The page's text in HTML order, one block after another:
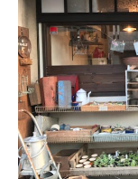
– Sucre
CHILI
CHINE
– Beijing
– Guilin